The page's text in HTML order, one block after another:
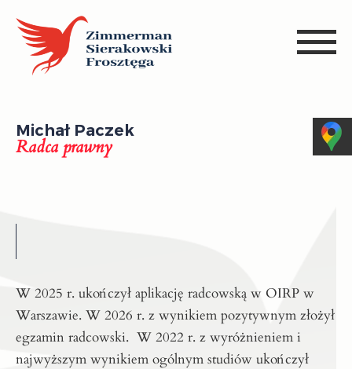
Michał Paczek
Radca prawny
W 2025 r. ukończył aplikację radcowską w OIRP w
Warszawie. W 2026 r. z wynikiem pozytywnym złożył
egzamin radcowski. W 2022 r. z wyróżnieniem i
najwyższym wynikiem ogólnym studiów ukończył